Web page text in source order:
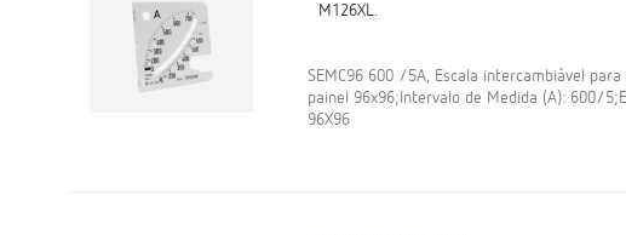
M126XL.
SEMC96 600 /5A, Escala intercambiável
painel 96x96;Intervalo de Medida (A): 600/
96X96